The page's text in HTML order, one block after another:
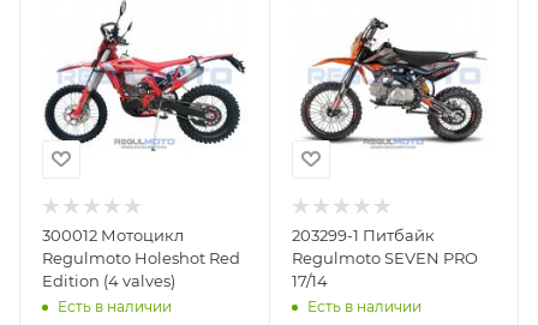
300012 Мотоцикл
Regulmoto Holeshot Red
Edition (4 valves)
Есть в наличии
203299-1 Питбайк
Regulmoto SEVEN PRO
17/14
Есть в наличии